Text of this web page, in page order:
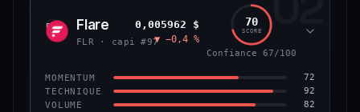
VAR. 7 J VAR. 30 J
+2,5 %
VS ATH
−45,9 %
FLR Flare
FLR · capi #97
0,005962 $
▼ −0,4 %
70
SCORE
Confiance 67/100
MOMENTUM 72
TECHNIQUE 92
VOLUME 82